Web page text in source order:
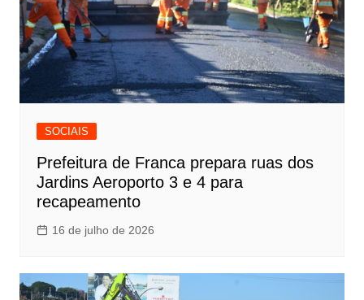
SOCIAIS
Prefeitura de Franca prepara ruas dos
Jardins Aeroporto 3 e 4 para
recapeamento
16 de julho de 2026